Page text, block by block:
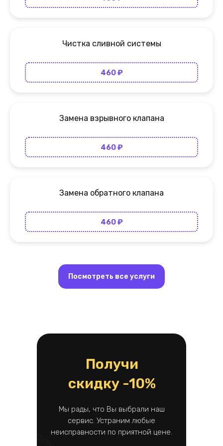
Чистка сливной системы
460 ₽
Замена взрывного клапана
460 ₽
Замена обратного клапана
460 ₽
Посмотреть все услуги
Получи
скидку -10%
Мы рады, что Вы выбрали наш
сервис. Устраним любые
неисправности по приятной цене.